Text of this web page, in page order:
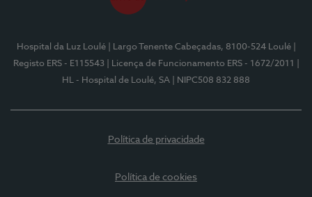
Hospital da Luz Loulé | Largo Tenente Cabeçadas, 8100-524 Loulé
Registo ERS - E115543
| Licença de Funcionamento ERS - 1672/2011
HL - Hospital de Loulé, SA
| NIPC508 832 888
Política de privacidade
Política de cookies